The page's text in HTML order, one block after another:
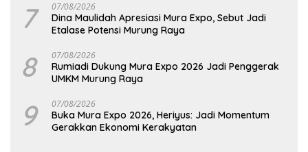
7 07/08/2026
Dina Maulidah Apresiasi Mura Expo, Sebut Jadi
Etalase Potensi Murung Raya
8 07/08/2026
Rumiadi Dukung Mura Expo 2026 Jadi Penggerak
UMKM Murung Raya
9 07/08/2026
Buka Mura Expo 2026, Heriyus: Jadi Momentum
Gerakkan Ekonomi Kerakyatan